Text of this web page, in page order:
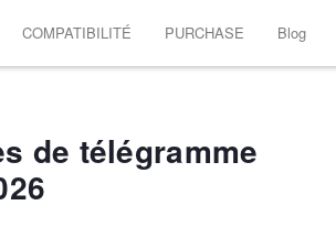
COMPATIBILITÉ PURCHASE Blog
de télégramme